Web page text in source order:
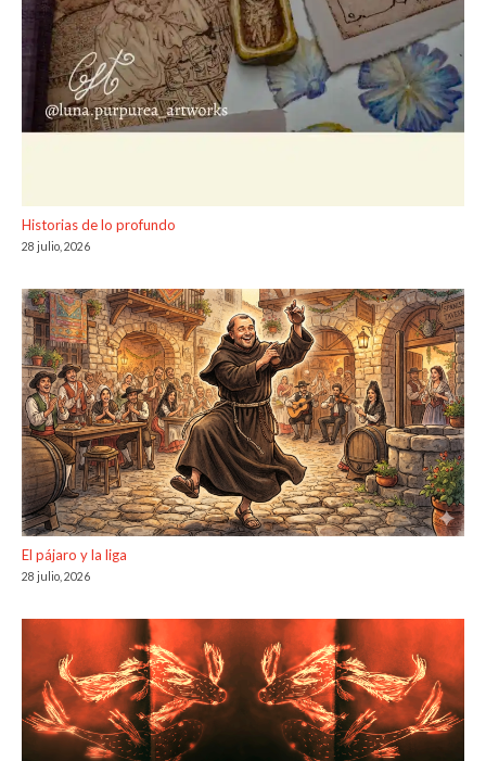
Historias de lo profundo
28 julio, 2026
El pájaro y la liga
28 julio, 2026